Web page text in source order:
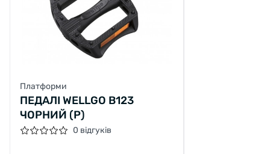
Платформи
ПЕДАЛІ WELLGO B123
ЧОРНИЙ (Р)
0 відгуків